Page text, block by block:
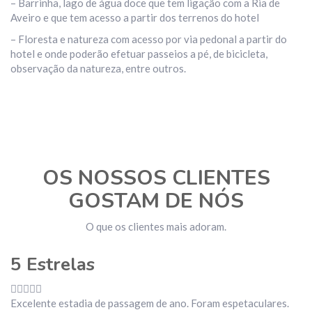
– Barrinha, lago de água doce que tem ligação com a Ria de
Aveiro e que tem acesso a partir dos terrenos do hotel
– Floresta e natureza com acesso por via pedonal a partir do
hotel e onde poderão efetuar passeios a pé, de bicicleta,
observação da natureza, entre outros.
OS NOSSOS CLIENTES
GOSTAM DE NÓS
O que os clientes mais adoram.
5 Estrelas
Excelente estadia de passagem de ano. Foram espetaculares.